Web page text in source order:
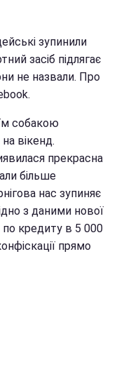
зупинили
засіб підлягає
не назвали. Про
собакою
вікенд.
прекрасна
більше
нас зупиняє
з даними нової
по кредиту в 5 000
прямо